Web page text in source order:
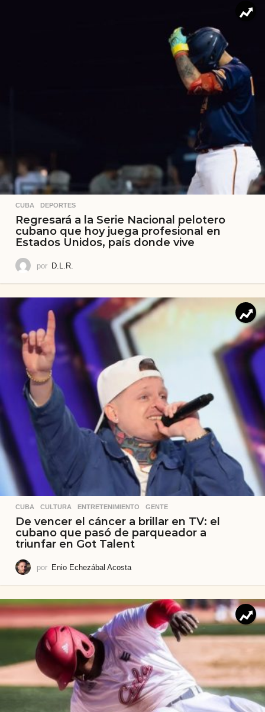
CUBA ,DEPORTES
Regresará a la Serie Nacional pelotero
cubano que hoy juega profesional en
Estados Unidos, país donde vive
por D.L.R.
CUBA ,CULTURA ,ENTRETENIMIENTO ,GENTE
De vencer el cáncer a brillar en TV: el
cubano que pasó de parqueador a
triunfar en Got Talent
por Enio Echezábal Acosta